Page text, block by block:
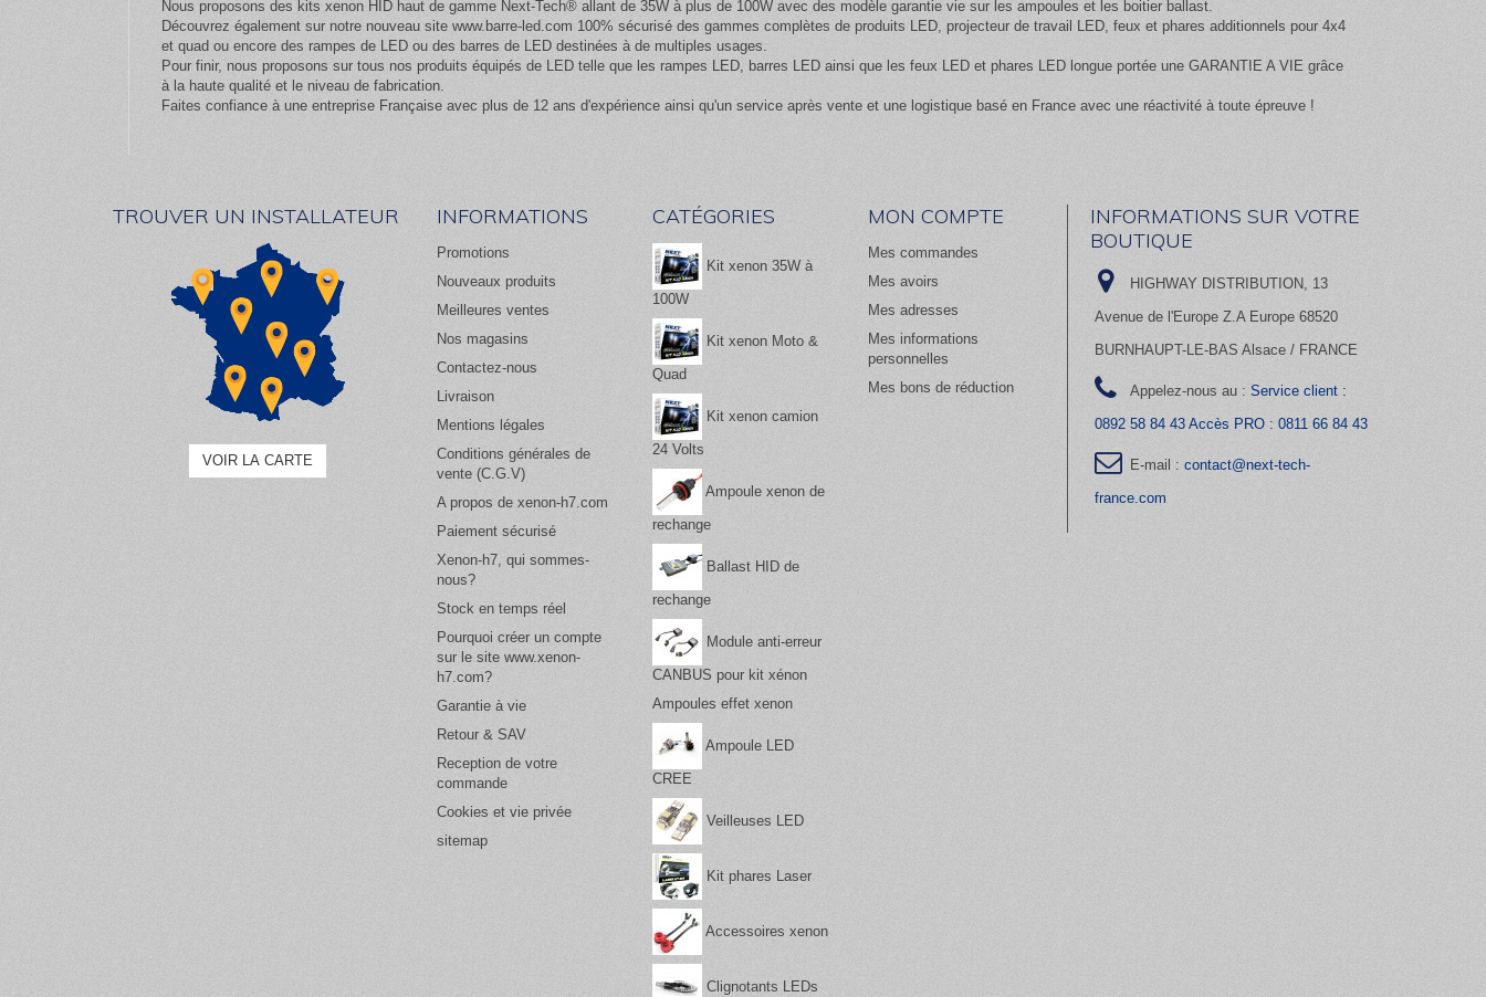
Nous proposons des kits xenon HID haut de gamme Next-Tech® allant de 35W à plus de 100W avec des modèle garantie vie sur les ampoules et les boitier ballast.
Découvrez également sur notre nouveau site www.barre-led.com 100% sécurisé des gammes complètes de produits LED, projecteur de travail LED, feux et phares additionnels pour 4x4
et quad ou encore des rampes de LED ou des barres de LED destinées à de multiples usages.
Pour finir, nous proposons sur tous nos produits équipés de LED telle que les rampes LED, barres LED ainsi que les feux LED et phares LED longue portée une GARANTIE A VIE grâce
à la haute qualité et le niveau de fabrication.
Faites confiance à une entreprise Française avec plus de 12 ans d'expérience ainsi qu'un service après vente et une logistique basé en France avec une réactivité à toute épreuve !
TROUVER UN INSTALLATEUR
VOIR LA CARTE
INFORMATIONS
Promotions
Nouveaux produits
Meilleures ventes
Nos magasins
Contactez-nous
Livraison
Mentions légales
Conditions générales de
vente (C.G.V)
A propos de xenon-h7.com
Paiement sécurisé
Xenon-h7, qui sommes-
nous?
Stock en temps réel
Pourquoi créer un compte
sur le site www.xenon-
h7.com?
Garantie à vie
Retour & SAV
Reception de votre
commande
Cookies et vie privée
sitemap
CATÉGORIES
Kit xenon 35W à
100W
Kit xenon Moto &
Quad
Kit xenon camion
24 Volts
Ampoule xenon de
rechange
Ballast HID de
rechange
Module anti-erreur
CANBUS pour kit xénon
Ampoules effet xenon
Ampoule LED
CREE
Veilleuses LED
Kit phares Laser
Accessoires xenon
Clignotants LEDs
MON COMPTE
Mes commandes
Mes avoirs
Mes adresses
Mes informations
personnelles
Mes bons de réduction
INFORMATIONS SUR VOTRE
BOUTIQUE
HIGHWAY DISTRIBUTION, 13
Avenue de l'Europe Z.A Europe 68520
BURNHAUPT-LE-BAS Alsace / FRANCE
Appelez-nous au : Service client :
0892 58 84 43 Accès PRO : 0811 66 84 43
E-mail : contact@next-tech-
france.com